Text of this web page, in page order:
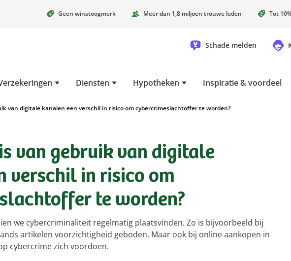
Geen winstoogmerk Meer dan 1,8 miljoen trouwe leden Tot
Schade melden
Diensten Hypotheken Inspiratie & voordeel
van digitale kanalen een verschil in risico om cybercrimeslachtoffer te worden?
van gebruik van digitale
verschil in risico om
te worden?
we cybercriminaliteit regelmatig plaatsvinden. Zo is bijvoorbeeld bij
artikelen voorzichtigheid geboden. Maar ook bij online aankopen in
cybercrime zich voordoen.